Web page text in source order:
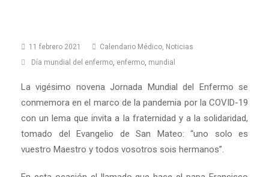
11 febrero 2021 Calendario Médico, Noticias
Día mundial del enfermo, enfermo, mundial
La vigésimo novena Jornada Mundial del Enfermo se
conmemora en el marco de la pandemia por la COVID-19
con un lema que invita a la fraternidad y a la solidaridad,
tomado del Evangelio de San Mateo: “uno solo es
vuestro Maestro y todos vosotros sois hermanos”.